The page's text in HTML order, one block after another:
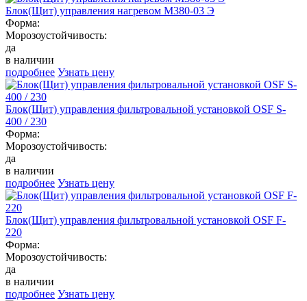
Блок(Щит) управления нагревом М380-03 Э
Форма:
Морозоустойчивость:
да
в наличии
подробнее Узнать цену
Блок(Щит) управления фильтровальной установкой OSF S-
400 / 230
Форма:
Морозоустойчивость:
да
в наличии
подробнее Узнать цену
Блок(Щит) управления фильтровальной установкой OSF F-
220
Форма:
Морозоустойчивость:
да
в наличии
подробнее Узнать цену